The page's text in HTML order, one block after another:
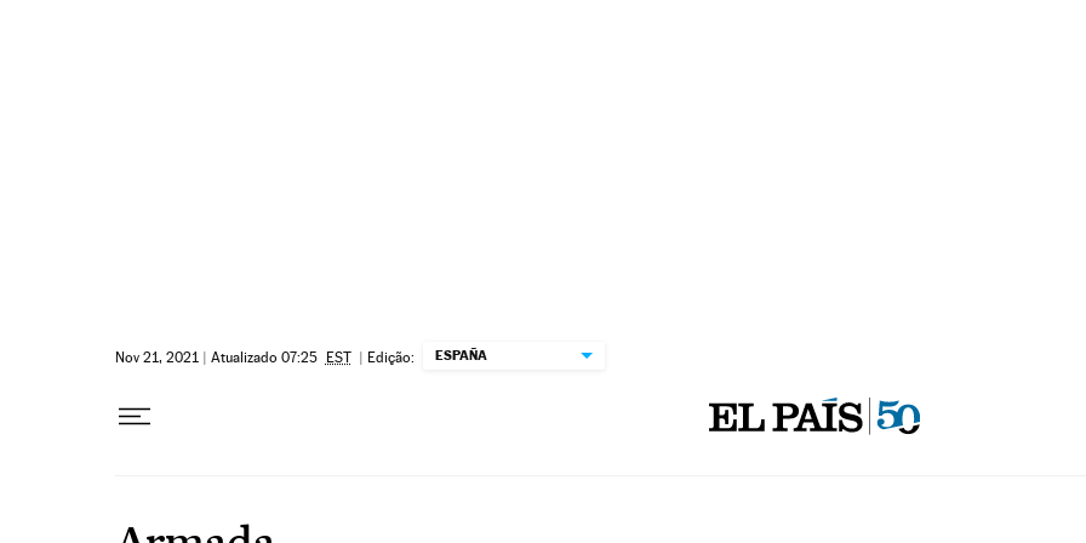
Nov 21, 2021 | Atualizado 07:25 EST | Edição: ESPAÑA